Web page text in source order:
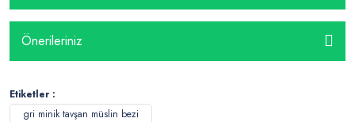
Önerileriniz
Etiketler :
gri minik tavşan müslin bezi